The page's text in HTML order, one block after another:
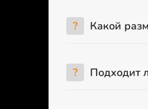
? Какой
? Подходит